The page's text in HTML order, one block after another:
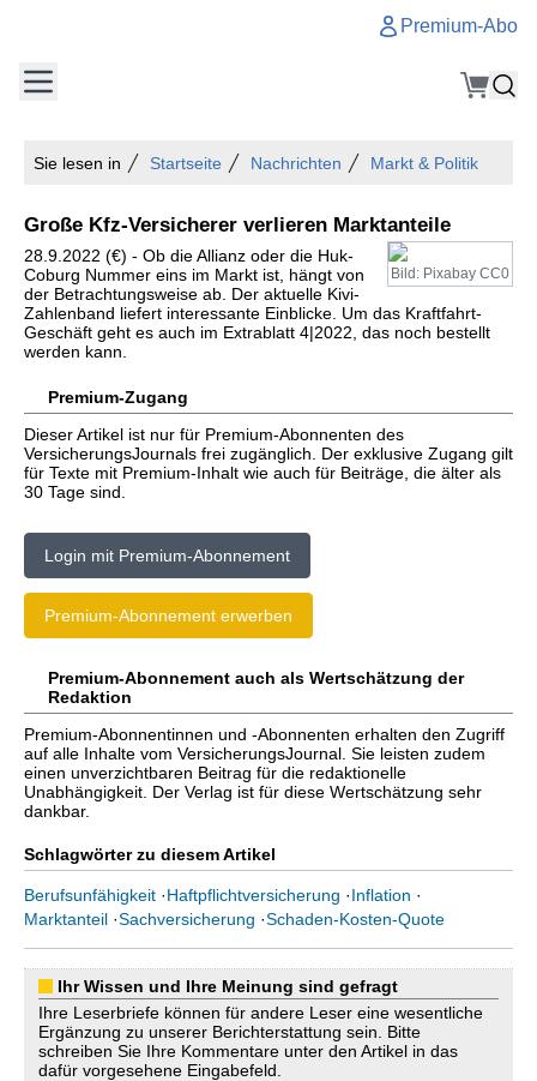
Premium-Abo
Sie lesen in Startseite Nachrichten Markt & Politik
Große Kfz-Versicherer verlieren Marktanteile
Bild: Pixabay CC0
28.9.2022 (€) - Ob die Allianz oder die Huk-
Coburg Nummer eins im Markt ist, hängt von
der Betrachtungsweise ab. Der aktuelle Kivi-
Zahlenband liefert interessante Einblicke. Um das Kraftfahrt-
Geschäft geht es auch im Extrablatt 4|2022, das noch bestellt
werden kann.
Premium-Zugang
Dieser Artikel ist nur für Premium-Abonnenten des
VersicherungsJournals frei zugänglich. Der exklusive Zugang gilt
für Texte mit Premium-Inhalt wie auch für Beiträge, die älter als
30 Tage sind.
Login mit Premium-Abonnement
Premium-Abonnement erwerben
Premium-Abonnement auch als Wertschätzung der
Redaktion
Premium-Abonnentinnen und -Abonnenten erhalten den Zugriff
auf alle Inhalte vom VersicherungsJournal. Sie leisten zudem
einen unverzichtbaren Beitrag für die redaktionelle
Unabhängigkeit. Der Verlag ist für diese Wertschätzung sehr
dankbar.
Schlagwörter zu diesem Artikel
Berufsunfähigkeit ·Haftpflichtversicherung ·Inflation ·
Marktanteil ·Sachversicherung ·Schaden-Kosten-Quote
Ihr Wissen und Ihre Meinung sind gefragt
Ihre Leserbriefe können für andere Leser eine wesentliche
Ergänzung zu unserer Berichterstattung sein. Bitte
schreiben Sie Ihre Kommentare unter den Artikel in das
dafür vorgesehene Eingabefeld.